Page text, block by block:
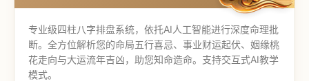
专业级四柱八字排盘系统，依托AI人工智能进行深度命理批
断。全方位解析您的命局五行喜忌、事业财运起伏、姻缘桃
花走向与大运流年吉凶，助您知命造命。支持交互式AI教学
模式。